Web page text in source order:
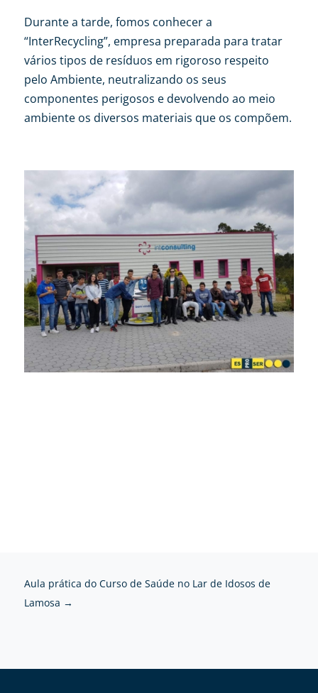
Durante a tarde, fomos conhecer a
“InterRecycling”, empresa preparada para tratar
vários tipos de resíduos em rigoroso respeito
pelo Ambiente, neutralizando os seus
componentes perigosos e devolvendo ao meio
ambiente os diversos materiais que os compõem.
Aula prática do Curso de Saúde no Lar de Idosos de
Lamosa →